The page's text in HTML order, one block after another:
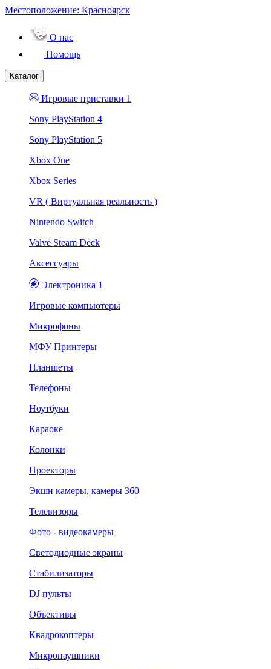
Местоположение: Красноярск
О нас
Помощь
Каталог
Игровые приставки 1
Sony PlayStation 4
Sony PlayStation 5
Xbox One
Xbox Series
VR ( Виртуальная реальность )
Nintendo Switch
Valve Steam Deck
Аксессуары
Электроника 1
Игровые компьютеры
Микрофоны
МФУ Принтеры
Планшеты
Телефоны
Ноутбуки
Караоке
Колонки
Проекторы
Экшн камеры, камеры 360
Телевизоры
Фото - видеокамеры
Светодиодные экраны
Стабилизаторы
DJ пульты
Объективы
Квадрокоптеры
Микронаушники